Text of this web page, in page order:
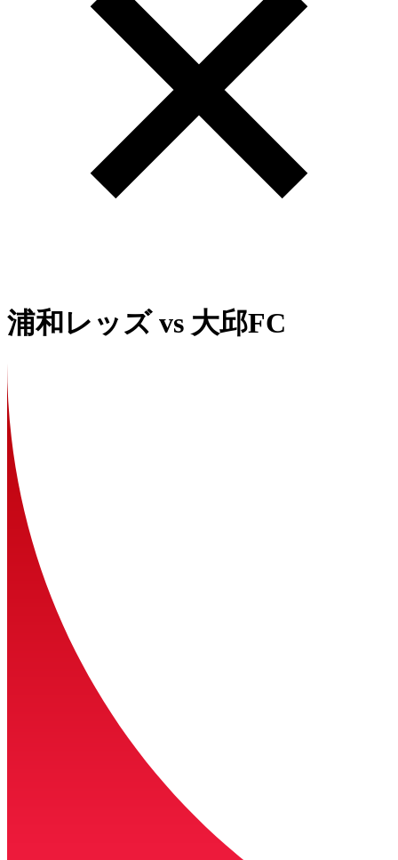
浦和レッズvs 大邱FC